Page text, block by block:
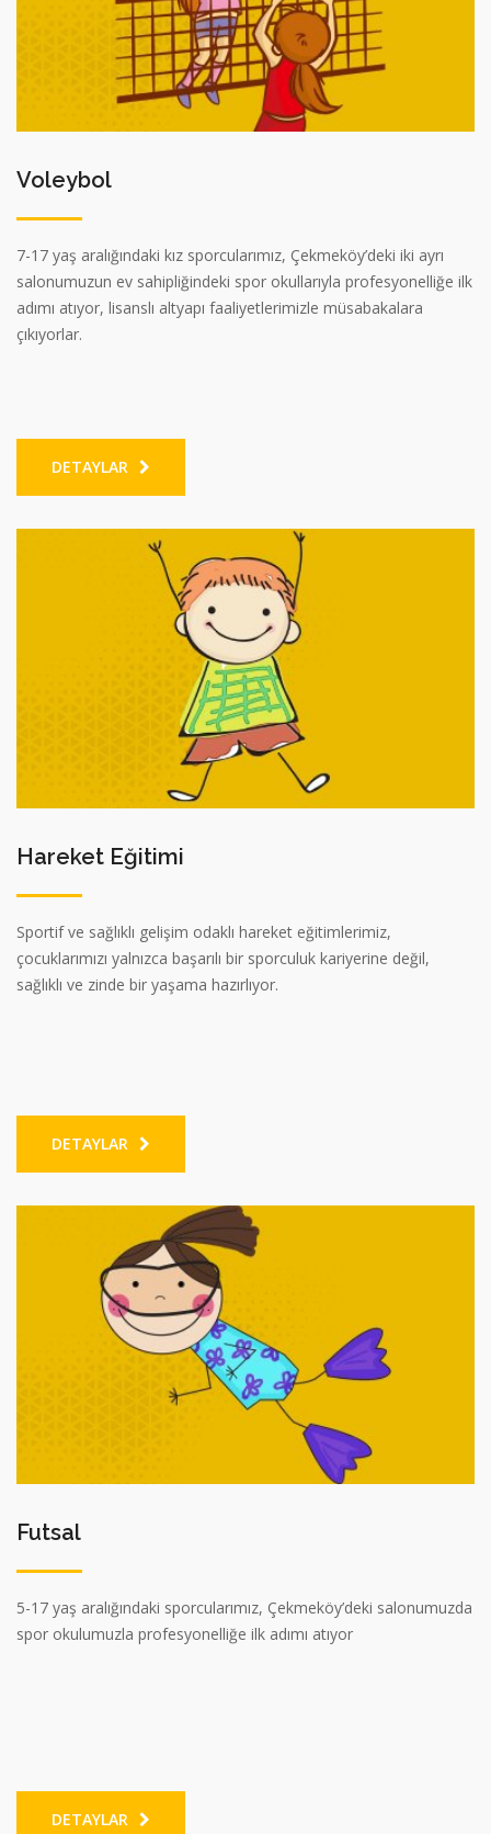
Voleybol
7-17 yaş aralığındaki kız sporcularımız, Çekmeköy’deki iki ayrı
salonumuzun ev sahipliğindeki spor okullarıyla profesyonelliğe ilk
adımı atıyor, lisanslı altyapı faaliyetlerimizle müsabakalara
çıkıyorlar.
DETAYLAR
Hareket Eğitimi
Sportif ve sağlıklı gelişim odaklı hareket eğitimlerimiz,
çocuklarımızı yalnızca başarılı bir sporculuk kariyerine değil,
sağlıklı ve zinde bir yaşama hazırlıyor.
DETAYLAR
Futsal
5-17 yaş aralığındaki sporcularımız, Çekmeköy’deki salonumuzda
spor okulumuzla profesyonelliğe ilk adımı atıyor
DETAYLAR